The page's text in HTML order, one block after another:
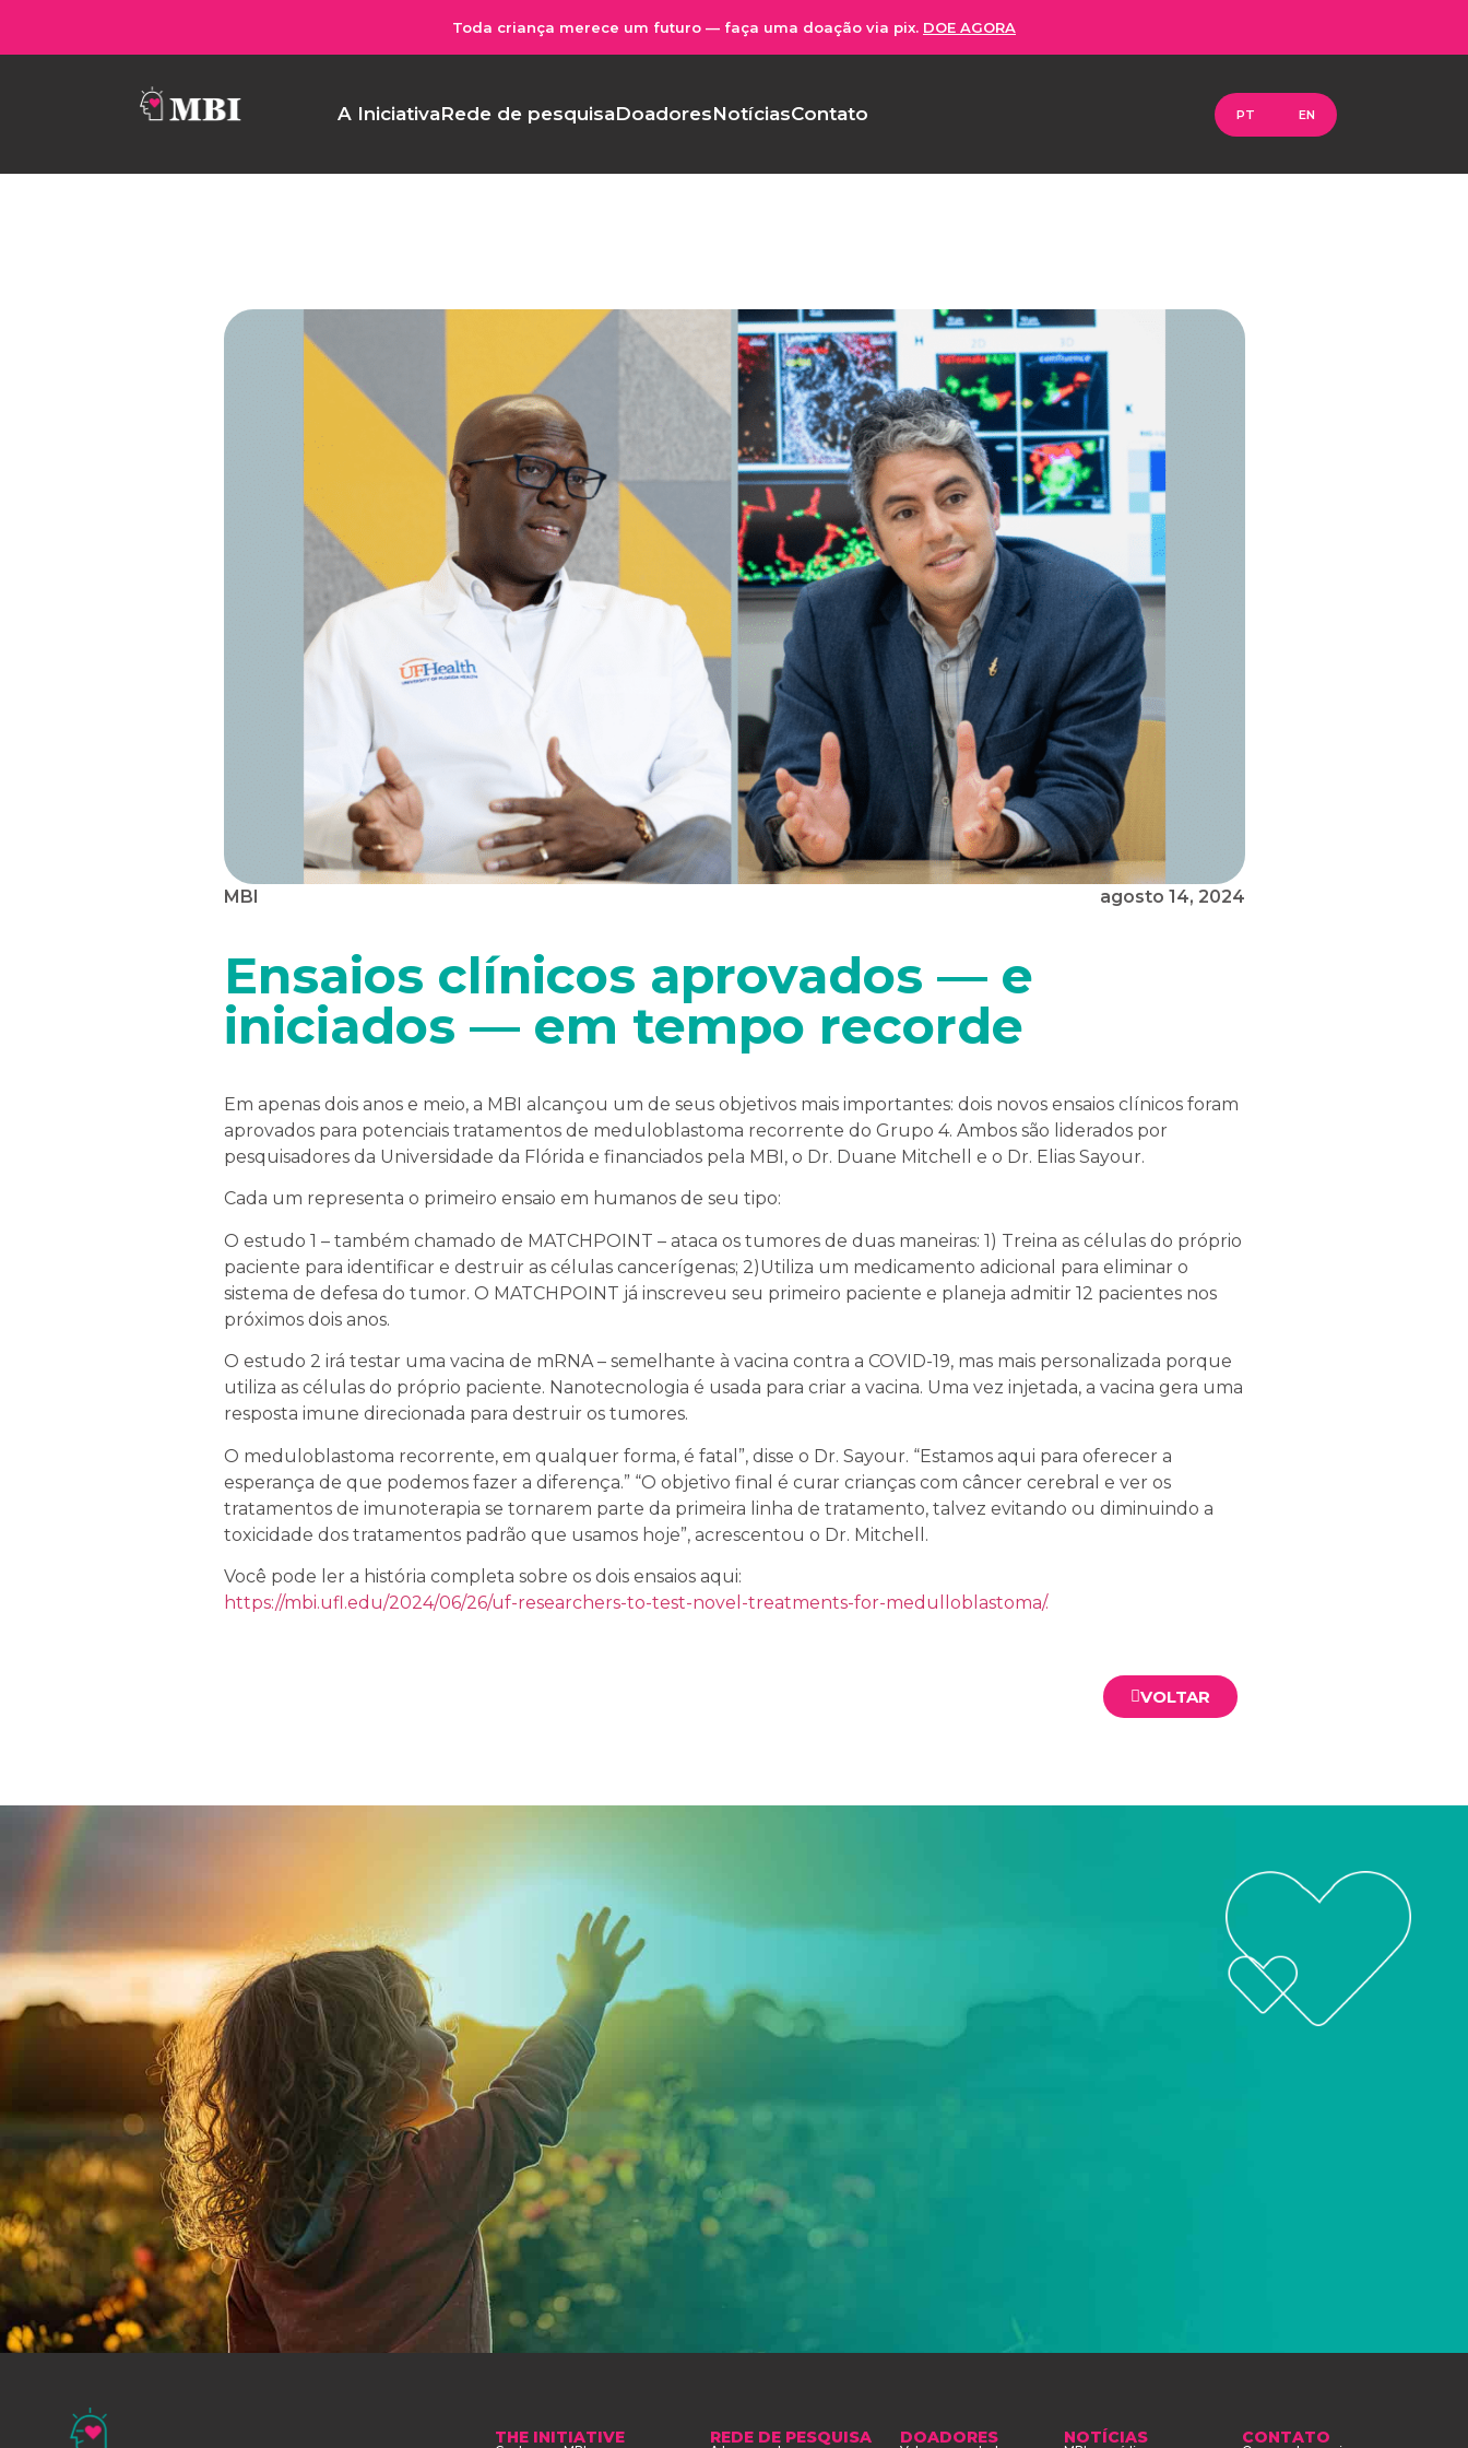
Toda criança merece um futuro — faça uma doação via pix. DOE AGORA
A IniciativaRede de pesquisaDoadoresNotíciasContato PT EN
MBI agosto 14, 2024
Ensaios clínicos aprovados — e
iniciados — em tempo recorde
Em apenas dois anos e meio, a MBI alcançou um de seus objetivos mais importantes: dois novos ensaios clínicos foram
aprovados para potenciais tratamentos de meduloblastoma recorrente do Grupo 4. Ambos são liderados por
pesquisadores da Universidade da Flórida e financiados pela MBI, o Dr. Duane Mitchell e o Dr. Elias Sayour.
Cada um representa o primeiro ensaio em humanos de seu tipo:
O estudo 1 – também chamado de MATCHPOINT – ataca os tumores de duas maneiras: 1) Treina as células do próprio
paciente para identificar e destruir as células cancerígenas; 2)Utiliza um medicamento adicional para eliminar o
sistema de defesa do tumor. O MATCHPOINT já inscreveu seu primeiro paciente e planeja admitir 12 pacientes nos
próximos dois anos.
O estudo 2 irá testar uma vacina de mRNA – semelhante à vacina contra a COVID-19, mas mais personalizada porque
utiliza as células do próprio paciente. Nanotecnologia é usada para criar a vacina. Uma vez injetada, a vacina gera uma
resposta imune direcionada para destruir os tumores.
O meduloblastoma recorrente, em qualquer forma, é fatal”, disse o Dr. Sayour. “Estamos aqui para oferecer a
esperança de que podemos fazer a diferença.” “O objetivo final é curar crianças com câncer cerebral e ver os
tratamentos de imunoterapia se tornarem parte da primeira linha de tratamento, talvez evitando ou diminuindo a
toxicidade dos tratamentos padrão que usamos hoje”, acrescentou o Dr. Mitchell.
Você pode ler a história completa sobre os dois ensaios aqui:
https://mbi.ufl.edu/2024/06/26/uf-researchers-to-test-novel-treatments-for-medulloblastoma/.
VOLTAR
THE INITIATIVE REDE DE PESQUISA DOADORES NOTÍCIAS CONTATO